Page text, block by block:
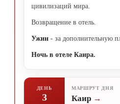
цивилизаций мира.
Возвращение в отель.
Ужин - за дополнительную
Ночь в отеле Каира.
ДЕНЬ
3
МАРШРУТ ДНЯ
Каир